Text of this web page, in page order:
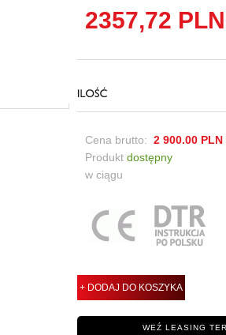
2357,72 PLN
Cena brutto: 2 900.00 PLN
Produkt dostępny
w ciągu
+ DODAJ DO KOSZYKA
WEŹ LEASING